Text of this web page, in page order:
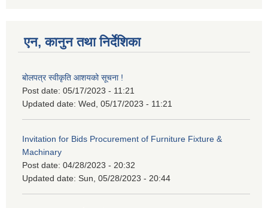
एन, कानुन तथा निर्देशिका
बोलपत्र स्वीकृति आशयको सूचना !
Post date: 05/17/2023 - 11:21
Updated date: Wed, 05/17/2023 - 11:21
Invitation for Bids Procurement of Furniture Fixture &
Machinary
Post date: 04/28/2023 - 20:32
Updated date: Sun, 05/28/2023 - 20:44